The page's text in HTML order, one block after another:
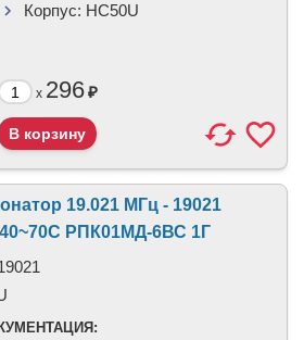
Корпус: HC50U
x 296₽
19.021 МГц - 19021
40~70C РПК01МД-6ВС 1Г